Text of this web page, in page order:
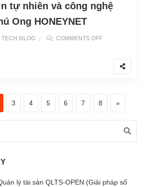
tự nhiên và công nghệ
Ong HONEYNET
TECH BLOG COMMENTS OFF
viết
Page
3 Page
4 Page
5 Page
6 Page
7 Page
8 Next
»
lý tài sản QLTS-OPEN (Giải pháp số